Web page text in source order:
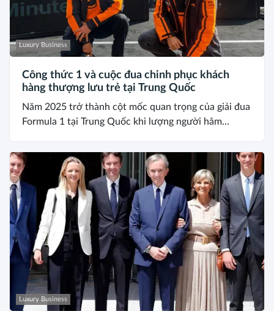
Luxury Business
Công thức 1 và cuộc đua chinh phục khách
hàng thượng lưu trẻ tại Trung Quốc
Năm 2025 trở thành cột mốc quan trọng của giải đua
Formula 1 tại Trung Quốc khi lượng người hâm...
Luxury Business